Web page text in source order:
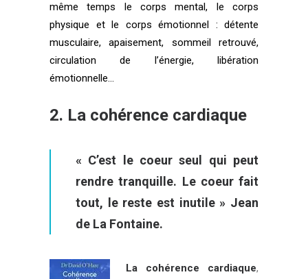
même temps le corps mental, le corps
physique et le corps émotionnel : détente
musculaire, apaisement, sommeil retrouvé,
circulation de l’énergie, libération
émotionnelle…
2. La cohérence cardiaque
« C’est le coeur seul qui peut
rendre tranquille. Le coeur fait
tout, le reste est inutile » Jean
de La Fontaine.
La cohérence cardiaque,